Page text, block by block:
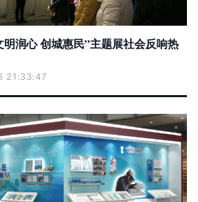
润心 创城惠民”主题展社会反响热
21:33:47